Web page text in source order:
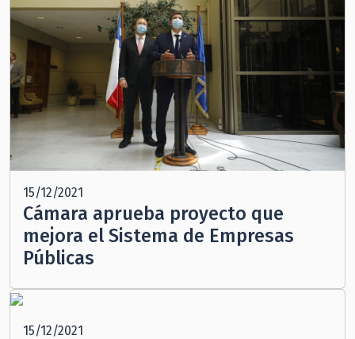
15/12/2021
Cámara aprueba proyecto que
mejora el Sistema de Empresas
Públicas
15/12/2021